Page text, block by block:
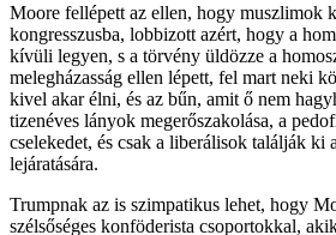
Moore fellépett az ellen, hogy muszlimok
kongresszusba, lobbizott azért, hogy a
kívüli legyen, s a törvény üldözze a
melegházasság ellen lépett, fel mart neki
kivel akar élni, és az bűn, amit ő nem
tizenéves lányok megerőszakolása, a
cselekedet, és csak a liberálisok találják ki
lejáratására.
Trumpnak az is szimpatikus lehet, hogy
szélsőséges konföderista csoportokkal,